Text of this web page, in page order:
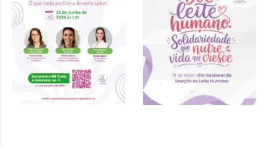
Silenciosa – 22
de junho 2026 às